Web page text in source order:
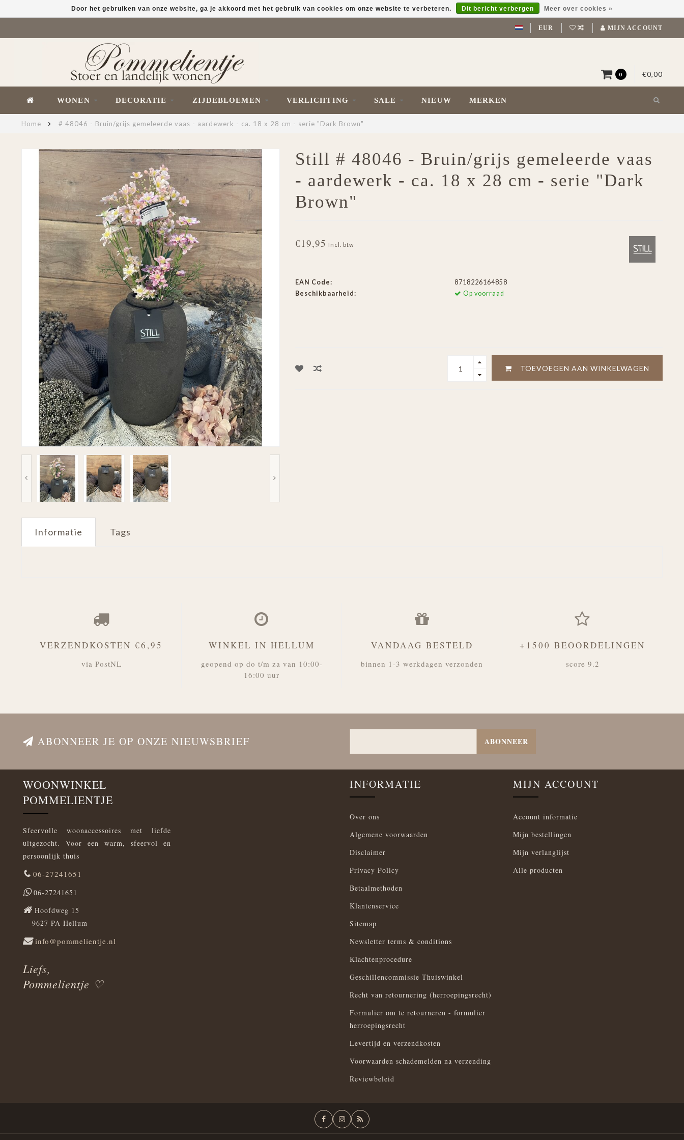
EUR MIJN ACCOUNT
0 €0,00
WONEN DECORATIE ZIJDEBLOEMEN VERLICHTING SALE NIEUW MERKEN
Home # 48046 - Bruin/grijs gemeleerde vaas - aardewerk - ca. 18 x 28 cm - serie "Dark Brown"
Still # 48046 - Bruin/grijs gemeleerde vaas
- aardewerk - ca. 18 x 28 cm - serie "Dark
Brown"
€19,95 Incl. btw
EAN Code:
8718226164858
Beschikbaarheid:
Op voorraad
TOEVOEGEN AAN WINKELWAGEN
Informatie Tags
Door het gebruiken van onze website, ga je akkoord met het gebruik van cookies om onze website te verbeteren. Dit bericht verbergen Meer over cookies »
VERZENDKOSTEN €6,95
via PostNL
WINKEL IN HELLUM
geopend op do t/m za van 10:00-
16:00 uur
VANDAAG BESTELD
binnen 1-3 werkdagen verzonden
+1500 BEOORDELINGEN
score 9.2
ABONNEER JE OP ONZE NIEUWSBRIEF ABONNEER
WOONWINKEL
POMMELIENTJE
Sfeervolle woonaccessoires met liefde
uitgezocht. Voor een warm, sfeervol en
persoonlijk thuis
06-27241651
06-27241651
Hoofdweg 15
9627 PA Hellum
info@pommelientje.nl
Liefs,
Pommelientje ♡
INFORMATIE
Over ons
Algemene voorwaarden
Disclaimer
Privacy Policy
Betaalmethoden
Klantenservice
Sitemap
Newsletter terms & conditions
Klachtenprocedure
Geschillencommissie Thuiswinkel
Recht van retournering (herroepingsrecht)
Formulier om te retourneren - formulier
herroepingsrecht
Levertijd en verzendkosten
Voorwaarden schademelden na verzending
Reviewbeleid
MIJN ACCOUNT
Account informatie
Mijn bestellingen
Mijn verlanglijst
Alle producten